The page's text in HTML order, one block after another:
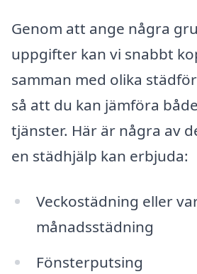
Genom att ange några
uppgifter kan vi snabbt
samman med olika
så att du kan jämföra
tjänster. Här är några av
en städhjälp kan erbjuda:
Veckostädning eller
månadsstädning
Fönsterputsing